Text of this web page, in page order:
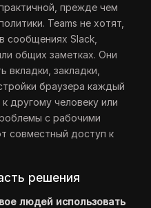
прежде чем
Teams не хотят,
сообщениях Slack,
общих заметках. Они
вкладки, закладки,
браузера каждый
другому человеку или
с рабочими
совместный доступ к
решения
людей использовать